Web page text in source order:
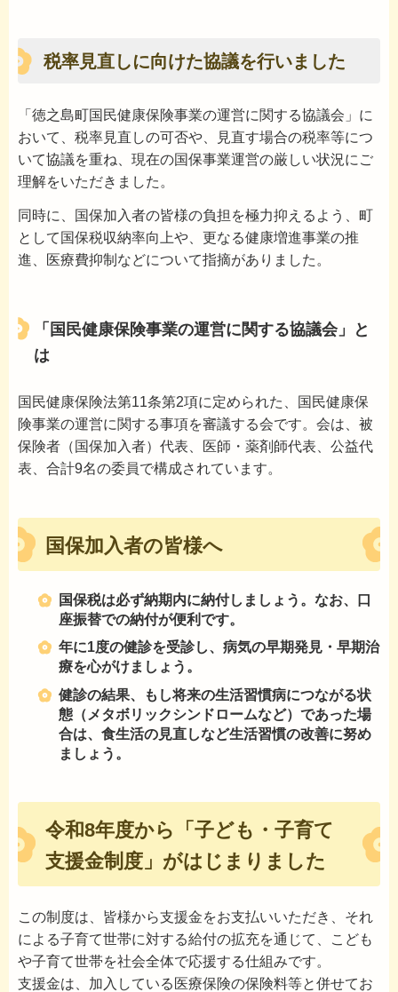
税率見直しに向けた協議を行いました
「徳之島町国民健康保険事業の運営に関する協議会」に
おいて、税率見直しの可否や、見直す場合の税率等につ
いて協議を重ね、現在の国保事業運営の厳しい状況にご
理解をいただきました。
同時に、国保加入者の皆様の負担を極力抑えるよう、町
として国保税収納率向上や、更なる健康増進事業の推
進、医療費抑制などについて指摘がありました。
「国民健康保険事業の運営に関する協議会」と
は
国民健康保険法第11条第2項に定められた、国民健康保
険事業の運営に関する事項を審議する会です。会は、被
保険者（国保加入者）代表、医師・薬剤師代表、公益代
表、合計9名の委員で構成されています。
国保加入者の皆様へ
国保税は必ず納期内に納付しましょう。なお、口
座振替での納付が便利です。
年に1度の健診を受診し、病気の早期発見・早期治
療を心がけましょう。
健診の結果、もし将来の生活習慣病につながる状
態（メタボリックシンドロームなど）であった場
合は、食生活の見直しなど生活習慣の改善に努め
ましょう。
令和8年度から「子ども・子育て
支援金制度」がはじまりました
この制度は、皆様から支援金をお支払いいただき、それ
による子育て世帯に対する給付の拡充を通じて、こども
や子育て世帯を社会全体で応援する仕組みです。
支援金は、加入している医療保険の保険料等と併せてお